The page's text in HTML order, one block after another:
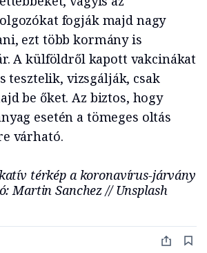
fogják majd nagy
ezt több kormány is
A külföldről kapott vakcinákat
tesztelik, vizsgálják, csak
be őket. Az biztos, hogy
esetén a tömeges oltás
várható.
térkép a koronavírus-járvány
Martin Sanchez // Unsplash